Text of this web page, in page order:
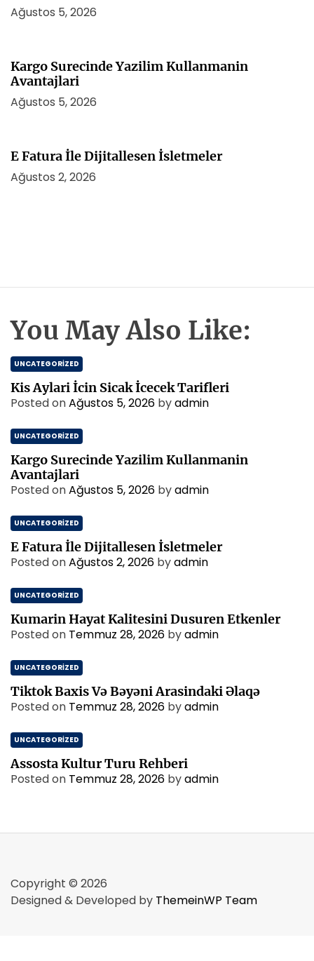
Ağustos 5, 2026
Kargo Surecinde Yazilim Kullanmanin
Avantajlari
Ağustos 5, 2026
E Fatura İle Dijitallesen İsletmeler
Ağustos 2, 2026
You May Also Like:
UNCATEGORIZED
Kis Aylari İcin Sicak İcecek Tarifleri
Posted onAğustos 5, 2026 byadmin
UNCATEGORIZED
Kargo Surecinde Yazilim Kullanmanin
Avantajlari
Posted onAğustos 5, 2026 byadmin
UNCATEGORIZED
E Fatura İle Dijitallesen İsletmeler
Posted onAğustos 2, 2026 byadmin
UNCATEGORIZED
Kumarin Hayat Kalitesini Dusuren Etkenler
Posted on Temmuz 28, 2026 byadmin
UNCATEGORIZED
Tiktok Baxis Və Bəyəni Arasindaki Əlaqə
Posted on Temmuz 28, 2026 byadmin
UNCATEGORIZED
Assosta Kultur Turu Rehberi
Posted on Temmuz 28, 2026 byadmin
Copyright © 2026
Designed & Developed by ThemeinWP Team